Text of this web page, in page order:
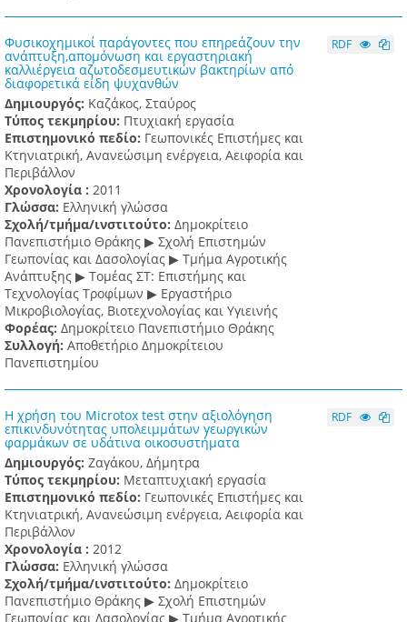
Φυσικοχημικοί παράγοντες που επηρεάζουν την
ανάπτυξη,απομόνωση και εργαστηριακή
καλλιέργεια αζωτοδεσμευτικών βακτηρίων από
διαφορετικά είδη ψυχανθών
Δημιουργός: Καζάκος, Σταύρος
Τύπος τεκμηρίου: Πτυχιακή εργασία
Επιστημονικό πεδίο: Γεωπονικές Επιστήμες και
Κτηνιατρική, Ανανεώσιμη ενέργεια, Αειφορία και
Περιβάλλον
Χρονολογία : 2011
Γλώσσα: Ελληνική γλώσσα
Σχολή/τμήμα/ινστιτούτο: Δημοκρίτειο
Πανεπιστήμιο Θράκης ▶ Σχολή Επιστημών
Γεωπονίας και Δασολογίας ▶ Τμήμα Αγροτικής
Ανάπτυξης ▶ Τομέας ΣΤ: Επιστήμης και
Τεχνολογίας Τροφίμων ▶ Εργαστήριο
Μικροβιολογίας, Βιοτεχνολογίας και Υγιεινής
Φορέας: Δημοκρίτειο Πανεπιστήμιο Θράκης
Συλλογή: Αποθετήριο Δημοκρίτειου
Πανεπιστημίου
RDF
Η χρήση του Microtox test στην αξιολόγηση
επικινδυνότητας υπολειμμάτων γεωργικών
φαρμάκων σε υδάτινα οικοσυστήματα
Δημιουργός: Ζαγάκου, Δήμητρα
Τύπος τεκμηρίου: Μεταπτυχιακή εργασία
Επιστημονικό πεδίο: Γεωπονικές Επιστήμες και
Κτηνιατρική, Ανανεώσιμη ενέργεια, Αειφορία και
Περιβάλλον
Χρονολογία : 2012
Γλώσσα: Ελληνική γλώσσα
Σχολή/τμήμα/ινστιτούτο: Δημοκρίτειο
Πανεπιστήμιο Θράκης ▶ Σχολή Επιστημών
Γεωπονίας και Δασολογίας ▶ Τμήμα Αγροτικής
RDF